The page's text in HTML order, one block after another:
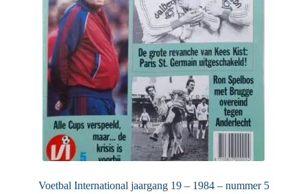
Contact
Voetbal International jaargang 19 – 1984 – nummer 5